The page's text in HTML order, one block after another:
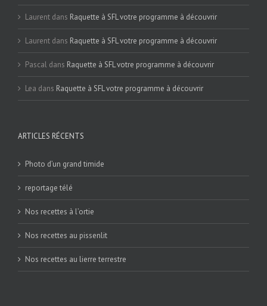
Laurent dans Raquette à SFL votre programme à découvrir
Laurent dans Raquette à SFL votre programme à découvrir
Pascal dans Raquette à SFL votre programme à découvrir
Lea dans Raquette à SFL votre programme à découvrir
ARTICLES RÉCENTS
Photo d’un grand timide
reportage télé
Nos recettes à l’ortie
Nos recettes au pissenlit
Nos recettes au lierre terrestre